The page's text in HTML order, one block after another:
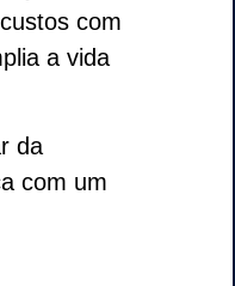
com
a vida
da
com um